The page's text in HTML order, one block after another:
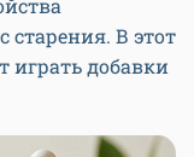
старения. В этот
добавки